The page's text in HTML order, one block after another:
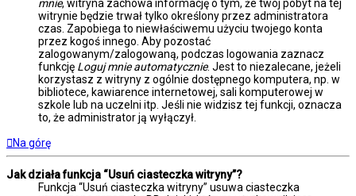
mnie, witryna zachowa informację o tym, że twój pobyt na tej
witrynie będzie trwał tylko określony przez administratora
czas. Zapobiega to niewłaściwemu użyciu twojego konta
przez kogoś innego. Aby pozostać
zalogowanym/zalogowaną, podczas logowania zaznacz
funkcję Loguj mnie automatycznie. Jest to niezalecane, jeżeli
korzystasz z witryny z ogólnie dostępnego komputera, np. w
bibliotece, kawiarence internetowej, sali komputerowej w
szkole lub na uczelni itp. Jeśli nie widzisz tej funkcji, oznacza
to, że administrator ją wyłączył.
Na górę
Jak działa funkcja “Usuń ciasteczka witryny”?
Funkcja “Usuń ciasteczka witryny” usuwa ciasteczka